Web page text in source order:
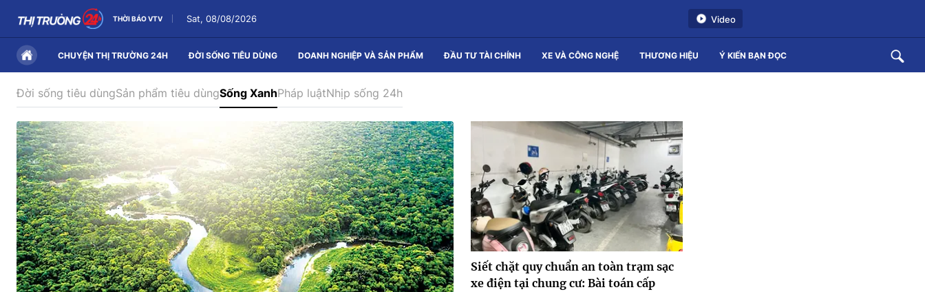
THỜI BÁO VTV Sat, 08/08/2026 Video
CHUYỆN THỊ TRƯỜNG 24H ĐỜI SỐNG TIÊU DÙNG DOANH NGHIỆP VÀ SẢN PHẨM ĐẦU TƯ TÀI CHÍNH XE VÀ CÔNG NGHỆ THƯƠNG HIỆU Ý KIẾN BẠN ĐỌC
Đời sống tiêu dùngSản phẩm tiêu dùngSống XanhPháp luậtNhịp sống 24h
Siết chặt quy chuẩn an toàn trạm sạc
xe điện tại chung cư: Bài toán cấp